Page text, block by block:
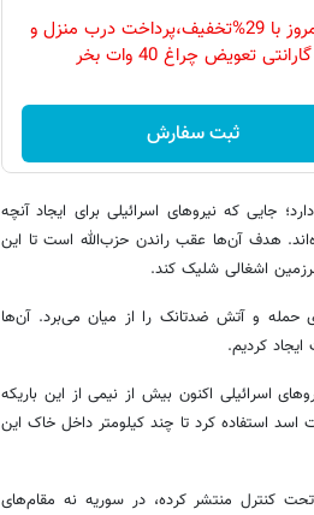
فقط امروز با 29%تخفیف،پرداخت درب منزل و
گارانتی تعویض چراغ 40 وات بخر
ثبت سفارش
جایی که نیروهای اسرائیلی برای ایجاد آنچه
هدف آن‌ها عقب راندن حزب‌الله است تا این
اشغالی شلیک کند.
حمله و آتش ضدتانک را از میان می‌برد. آن‌ها
کردیم.
اسرائیلی اکنون بیش از نیمی از این باریکه
اسد استفاده کرد تا چند کیلومتر داخل خاک این
کنترل منتشر کرده، در سوریه نه مقام‌های